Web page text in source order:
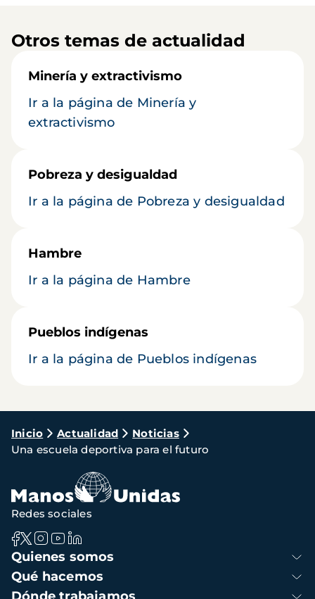
Otros temas de actualidad
Minería y extractivismo
Ir a la página de Minería y
extractivismo
Pobreza y desigualdad
Ir a la página de Pobreza y desigualdad
Hambre
Ir a la página de Hambre
Pueblos indígenas
Ir a la página de Pueblos indígenas
Ruta
de
navegación
Inicio Actualidad
Noticias
Una escuela deportiva para el futuro
Navegación
principal
Quienes somos
Qué hacemos
Redes sociales